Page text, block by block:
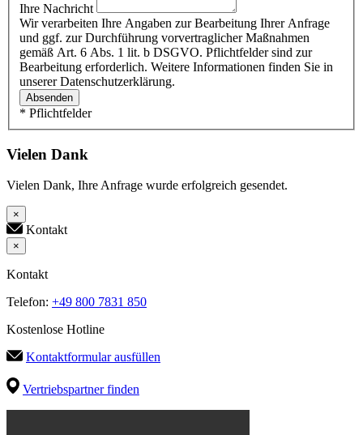
Ihre Nachricht
Wir verarbeiten Ihre Angaben zur Bearbeitung Ihrer Anfrage
und ggf. zur Durchführung vorvertraglicher Maßnahmen
gemäß Art. 6 Abs. 1 lit. b DSGVO. Pflichtfelder sind zur
Bearbeitung erforderlich. Weitere Informationen finden Sie in
unserer Datenschutzerklärung.
Absenden
* Pflichtfelder
Vielen Dank
Vielen Dank, Ihre Anfrage wurde erfolgreich gesendet.
×
Kontakt
×
Kontakt
Telefon: +49 800 7831 850
Kostenlose Hotline
Kontaktformular ausfüllen
Vertriebspartner finden